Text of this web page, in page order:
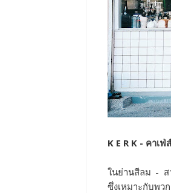
K E R K - คาเ
ในย่านสีลม - ส
ซึ่งเหมาะกับพว